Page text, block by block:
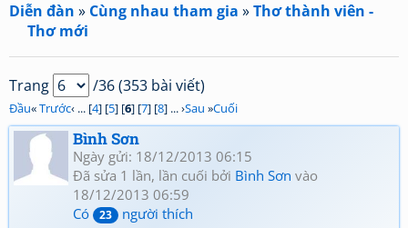
Diễn đàn » Cùng nhau tham gia »Thơ thành viên -
Thơ mới
Trang /36 (353 bài viết)
Đầu«Trước‹ ... [4] [5] [6] [7] [8] ... ›Sau »Cuối
Bình Sơn
Ngày gửi: 18/12/2013 06:15
Đã sửa 1 lần, lần cuối bởi Bình Sơn vào
18/12/2013 06:59
Có
23 người thích